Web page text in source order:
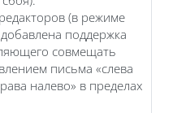
(в режиме
поддержка
совмещать
письма «слева
налево» в пределах